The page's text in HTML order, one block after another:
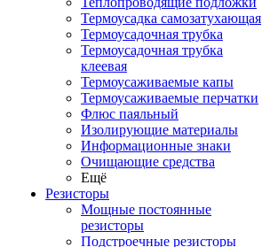
Термоусадка самозатухающая
Термоусадочная трубка
Термоусадочная трубка
клеевая
Термоусаживаемые капы
Термоусаживаемые перчатки
Флюс паяльный
Изолирующие материалы
Информационные знаки
Очищающие средства
Ещё
Резисторы
Мощные постоянные
резисторы
Подстроечные резисторы